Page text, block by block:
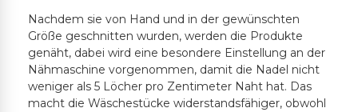
Nachdem sie von Hand und in der gewünschten
Größe geschnitten wurden, werden die Produkte
genäht, dabei wird eine besondere Einstellung an der
Nähmaschine vorgenommen, damit die Nadel nicht
weniger als 5 Löcher pro Zentimeter Naht hat. Das
macht die Wäschestücke widerstandsfähiger, obwohl